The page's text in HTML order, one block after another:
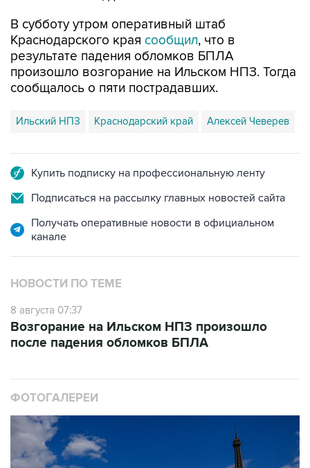
В субботу утром оперативный штаб
Краснодарского края сообщил, что в
результате падения обломков БПЛА
произошло возгорание на Ильском НПЗ. Тогда
сообщалось о пяти пострадавших.
Ильский НПЗ Краснодарский край Алексей Чеверев
Купить подписку на профессиональную ленту
Подписаться на рассылку главных новостей сайта
Получать оперативные новости в официальном
канале
НОВОСТИ ПО ТЕМЕ
8 августа 07:37
Возгорание на Ильском НПЗ произошло
после падения обломков БПЛА
ФОТОГАЛЕРЕИ